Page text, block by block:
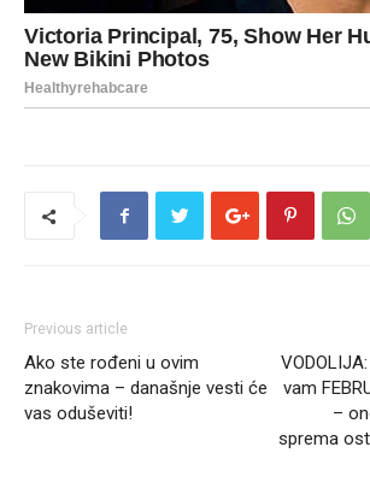
Previous article
Ako ste rođeni u ovim
znakovima – današnje vesti će
vas oduševiti!
vam
–
sprema